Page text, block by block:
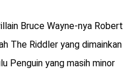
Bruce Wayne-nya Robert
The Riddler yang dimainkan
Penguin yang masih minor